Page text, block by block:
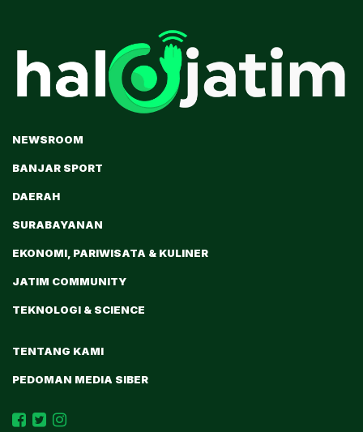
NEWSROOM
BANJAR SPORT
DAERAH
SURABAYANAN
EKONOMI, PARIWISATA & KULINER
JATIM COMMUNITY
TEKNOLOGI & SCIENCE
TENTANG KAMI
PEDOMAN MEDIA SIBER